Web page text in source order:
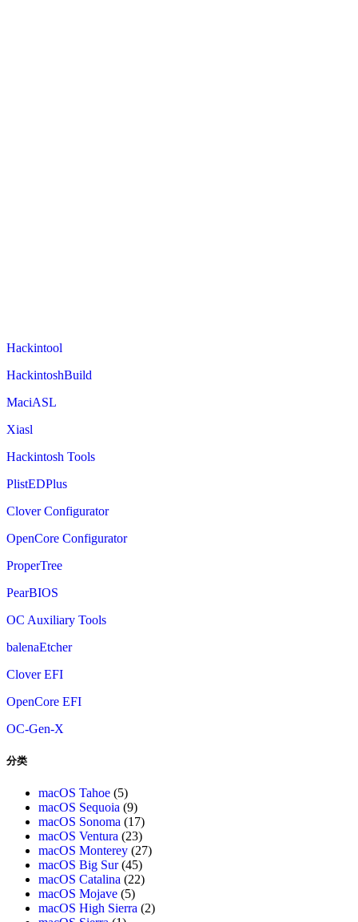
Hackintool
HackintoshBuild
MaciASL
Xiasl
Hackintosh Tools
PlistEDPlus
Clover Configurator
OpenCore Configurator
ProperTree
PearBIOS
OC Auxiliary Tools
balenaEtcher
Clover EFI
OpenCore EFI
OC-Gen-X
分类
macOS Tahoe (5)
macOS Sequoia (9)
macOS Sonoma (17)
macOS Ventura (23)
macOS Monterey (27)
macOS Big Sur(45)
macOS Catalina (22)
macOS Mojave (5)
macOS High Sierra (2)